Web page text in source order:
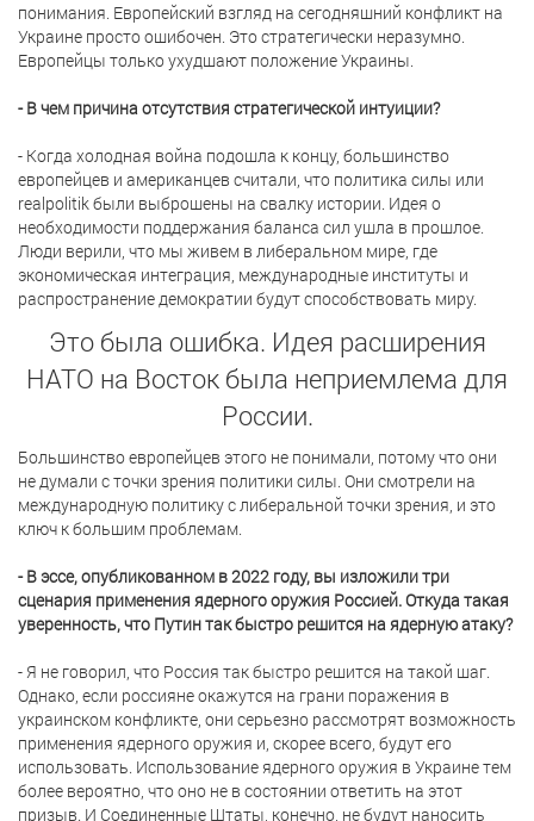
понимания. Европейский взгляд на сегодняшний конфликт на
Украине просто ошибочен. Это стратегически неразумно.
Европейцы только ухудшают положение Украины.
- В чем причина отсутствия стратегической интуиции?
- Когда холодная война подошла к концу, большинство
европейцев и американцев считали, что политика силы или
realpolitik были выброшены на свалку истории. Идея о
необходимости поддержания баланса сил ушла в прошлое.
Люди верили, что мы живем в либеральном мире, где
экономическая интеграция, международные институты и
распространение демократии будут способствовать миру.
Это была ошибка. Идея расширения
НАТО на Восток была неприемлема для
России.
Большинство европейцев этого не понимали, потому что они
не думали с точки зрения политики силы. Они смотрели на
международную политику с либеральной точки зрения, и это
ключ к большим проблемам.
- В эссе, опубликованном в 2022 году, вы изложили три
сценария применения ядерного оружия Россией. Откуда такая
уверенность, что Путин так быстро решится на ядерную атаку?
- Я не говорил, что Россия так быстро решится на такой шаг.
Однако, если россияне окажутся на грани поражения в
украинском конфликте, они серьезно рассмотрят возможность
применения ядерного оружия и, скорее всего, будут его
использовать. Использование ядерного оружия в Украине тем
более вероятно, что оно не в состоянии ответить на этот
призыв. И Соединенные Штаты, конечно, не будут наносить